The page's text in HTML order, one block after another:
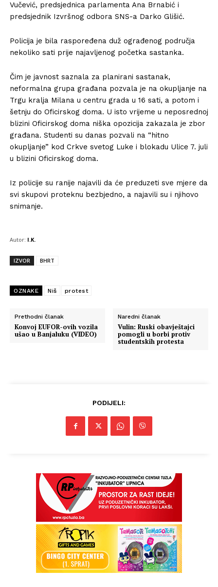
Vučević, predsjednica parlamenta Ana Brnabić i
predsjednik Izvršnog odbora SNS-a Darko Glišić.
Policija je bila raspoređena duž ograđenog područja
nekoliko sati prije najavljenog početka sastanka.
Čim je javnost saznala za planirani sastanak,
neformalna grupa građana pozvala je na okupljanje na
Trgu kralja Milana u centru grada u 16 sati, a potom i
šetnju do Oficirskog doma. U isto vrijeme u neposrednoj
blizini Oficirskog doma niška opozicija zakazala je zbor
građana. Studenti su danas pozvali na “hitno
okupljanje” kod Crkve svetog Luke i blokadu Ulice 7. juli
u blizini Oficirskog doma.
Iz policije su ranije najavili da će preduzeti sve mjere da
svi skupovi proteknu bezbjedno, a najavili su i njihovo
snimanje.
Autor: I.K.
IZVOR BHRT
OZNAKE Niš protest
Prethodni članak
Konvoj EUFOR-ovih vozila
ušao u Banjaluku (VIDEO)
Naredni članak
Vulin: Ruski obavještajci
pomogli u borbi protiv
studentskih protesta
PODIJELI: